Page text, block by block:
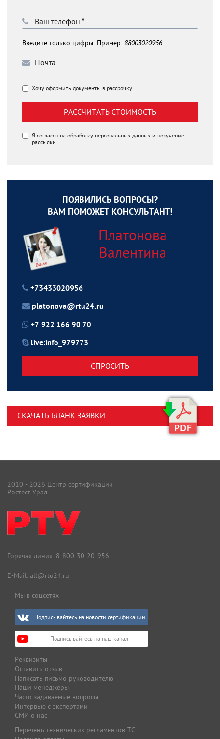
Введите только цифры. Пример: 88003020956
Хочу оформить документы в рассрочку
РАССЧИТАТЬ СТОИМОСТЬ
Я согласен на обработку персональных данных и получение
рассылки.
ПОЯВИЛИСЬ ВОПРОСЫ?
ВАМ ПОМОЖЕТ КОНСУЛЬТАНТ!
Платонова
Валентина
+73433020956
platonova@rtu24.ru
+7 922 166 90 70
live:info_979773
СПРОСИТЬ
СКАЧАТЬ БЛАНК ЗАЯВКИ
2010 - 2026 Центр сертификации
Ростест Урал
Горячая линия: 8-800-30-20-956
E-Mail: all@rtu24.ru
Мы в соцсетях
Подписывайтесь на новости сертификации
Подписывайтесь на наш канал
Реквизиты
Оставить отзыв
Написать письмо руководителю
Наши менеджеры
Часто задаваемые вопросы
Интервью с экспертами
СМИ о нас
Перечень технических регламентов ТС